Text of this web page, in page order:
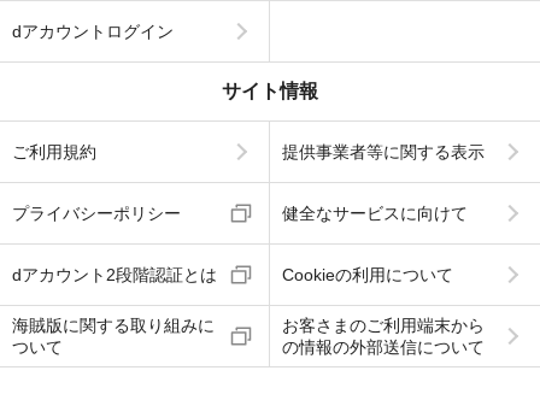
dアカウントログイン
サイト情報
ご利用規約 提供事業者等に関する表示
プライバシーポリシー 健全なサービスに向けて
dアカウント2段階認証とは Cookieの利用について
海賊版に関する取り組みに
ついて
お客さまのご利用端末から
の情報の外部送信について